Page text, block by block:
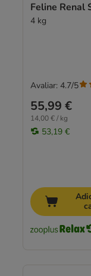
Feline Renal
4 kg
55,99 €
14,00 € / kg
53,19 €
Avaliar: 4.7/5